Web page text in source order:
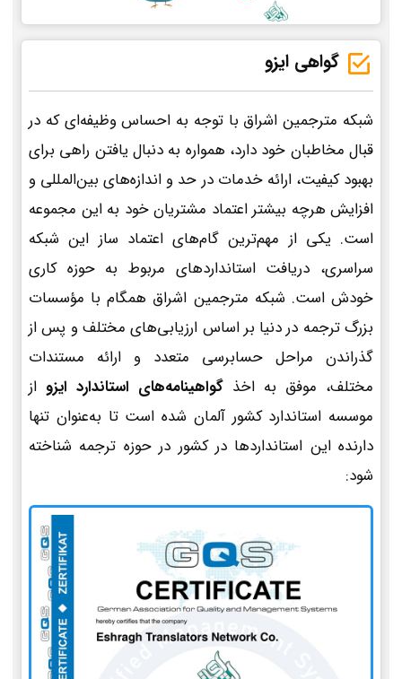
گواهی ایزو
شبکه مترجمین اشراق با توجه به احساس وظیفه‌ای که در
قبال مخاطبان خود دارد، همواره به دنبال یافتن راهی برای
بهبود کیفیت، ارائه خدمات در حد و اندازه‌های بین‌المللی و
افزایش هرچه بیشتر اعتماد مشتریان خود به این مجموعه
است. یکی از مهم‌ترین گام‌های اعتماد ساز این شبکه
سراسری، دریافت استانداردهای مربوط به حوزه کاری
خودش است. شبکه مترجمین اشراق همگام با مؤسسات
بزرگ ترجمه در دنیا بر اساس ارزیابی‌های مختلف و پس از
گذراندن مراحل حسابرسی متعدد و ارائه مستندات
مختلف، موفق به اخذ گواهینامه‌های استاندارد ایزو از
موسسه استاندارد کشور آلمان شده است تا به‌عنوان تنها
دارنده این استانداردها در کشور در حوزه ترجمه شناخته
شود: